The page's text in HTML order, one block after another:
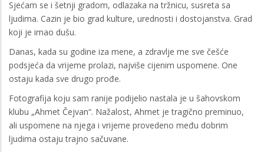
Sjećam se i šetnji gradom, odlazaka na tržnicu, susreta sa
ljudima. Cazin je bio grad kulture, urednosti i dostojanstva. Grad
koji je imao dušu.
Danas, kada su godine iza mene, a zdravlje me sve češće
podsjeća da vrijeme prolazi, najviše cijenim uspomene. One
ostaju kada sve drugo prođe.
Fotografija koju sam ranije podijelio nastala je u šahovskom
klubu „Ahmet Čejvan“. Nažalost, Ahmet je tragično preminuo,
ali uspomene na njega i vrijeme provedeno među dobrim
ljudima ostaju trajno sačuvane.